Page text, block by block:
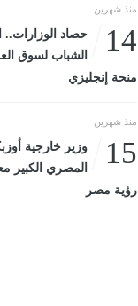
منذ شهرين
14
حصاد الوزارات..
منحة إنجليزي
منذ شهرين
15
وزير خارجية
المصري الكبير
رؤية مصر